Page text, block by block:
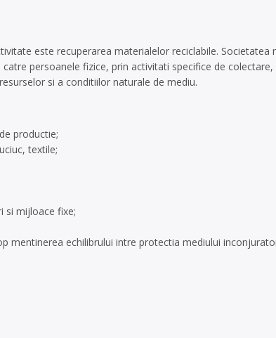
este recuperarea materialelor reciclabile. Societatea
persoanele fizice, prin activitati specifice de
si a conditiilor naturale de mediu.
productie;
textile;
si mijloace fixe;
mentinerea echilibrului intre protectia mediului